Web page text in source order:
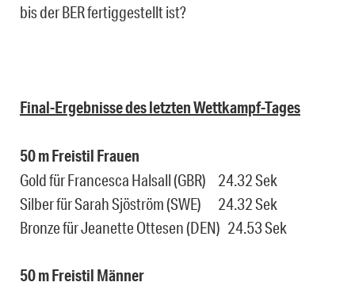
bis der BER fertiggestellt ist?
Final-Ergebnisse des letzten Wettkampf-Tages
50 m Freistil Frauen
Gold für Francesca Halsall (GBR) 24.32 Sek
Silber für Sarah Sjöström (SWE) 24.32 Sek
Bronze für Jeanette Ottesen (DEN) 24.53 Sek
50 m Freistil Männer